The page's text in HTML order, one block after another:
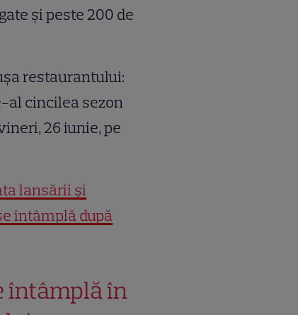
și peste 200 de
restaurantului:
al cincilea sezon
26 iunie, pe
lansării și
întâmplă după
întâmplă în